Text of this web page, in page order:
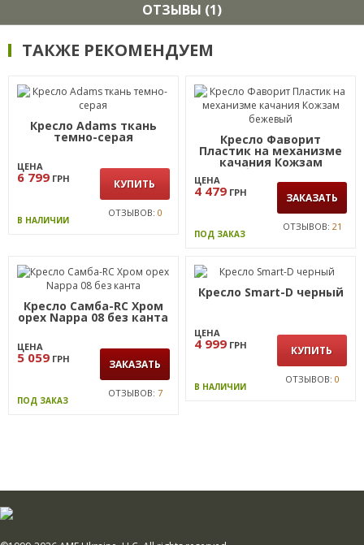
ОТЗЫВЫ (1)
ТАКЖЕ РЕКОМЕНДУЕМ
Кресло Adams ткань
темно-серая
ЦЕНА
6 799 ГРН КУПИТЬ
В НАЛИЧИИ
ОТЗЫВОВ: 0
Кресло Фаворит
Пластик на механизме
качания Кожзам
бежевый
ЦЕНА
4 479 ГРН ЗАКАЗАТЬ
ПОД ЗАКАЗ
ОТЗЫВОВ: 21
Кресло Самба-RC Хром
орех Nappa 08 без канта
ЦЕНА
5 059 ГРН ЗАКАЗАТЬ
ПОД ЗАКАЗ
ОТЗЫВОВ: 7
Кресло Smart-D черный
ЦЕНА
4 999 ГРН КУПИТЬ
В НАЛИЧИИ
ОТЗЫВОВ: 0